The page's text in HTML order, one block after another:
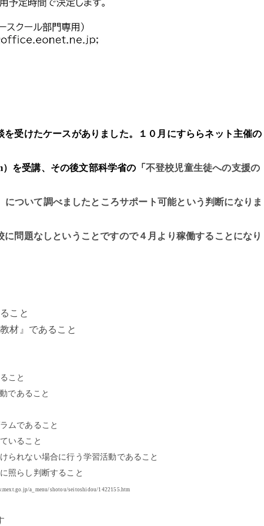
受けたケースがありました。１０月にすららネット主催の
）を受講、その後文部科学省の「 不登校児童生徒への支援の
について調べましたところサポート可能という判断になりま
問題なしということですので４月より稼働することになり
こと
材』であること
こと
であること
ムであること
いること
られない場合に行う学習活動であること
照らし判断すること
a_menu/shotou/seitoshidou/1422155.htm